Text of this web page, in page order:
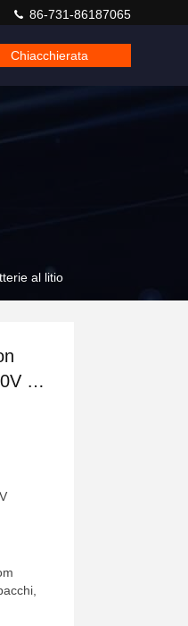
86-731-86187065
Chiacchierata
al litio
a